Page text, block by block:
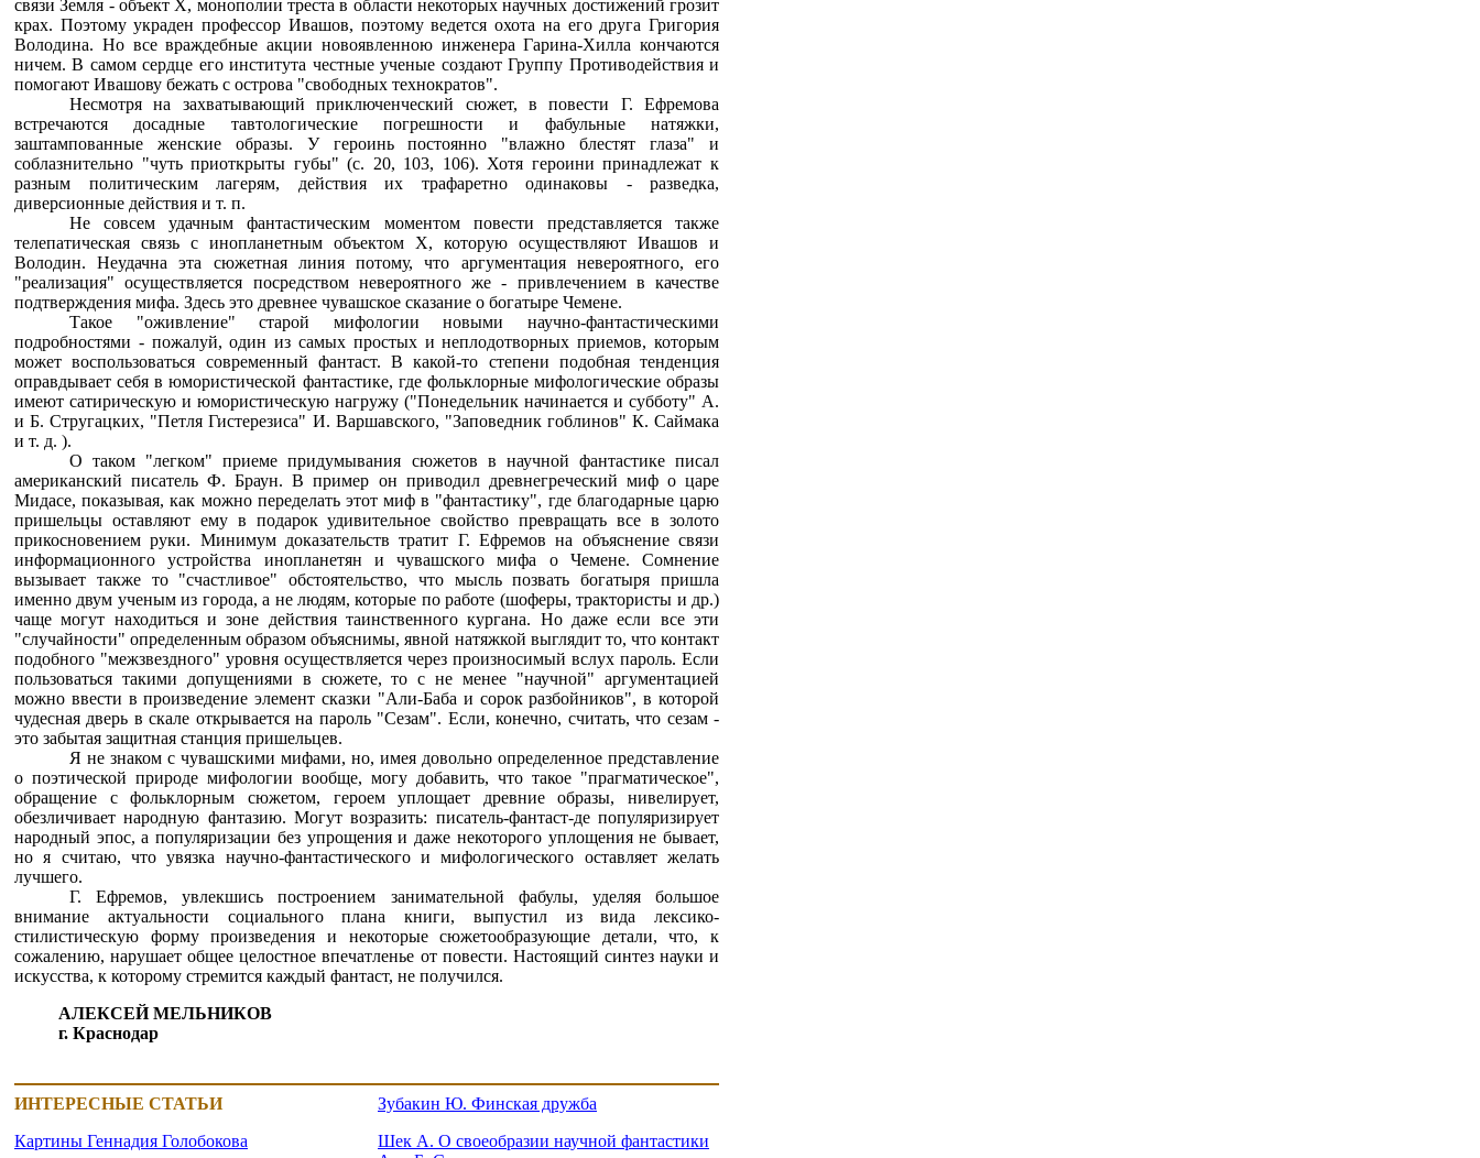
связи Земля - объект X, монополии треста в области некоторых научных достижений грозит
крах. Поэтому украден профессор Ивашов, поэтому ведется охота на его друга Григория
Володина. Но все враждебные акции новоявленною инженера Гарина-Хилла кончаются
ничем. В самом сердце его института честные ученые создают Группу Противодействия и
помогают Ивашову бежать с острова "свободных технократов".
Несмотря на захватывающий приключенческий сюжет, в повести Г. Ефремова
встречаются досадные тавтологические погрешности и фабульные натяжки,
заштампованные женские образы. У героинь постоянно "влажно блестят глаза" и
соблазнительно "чуть приоткрыты губы" (с. 20, 103, 106). Хотя героини принадлежат к
разным политическим лагерям, действия их трафаретно одинаковы - разведка,
диверсионные действия и т. п.
Не совсем удачным фантастическим моментом повести представляется также
телепатическая связь с инопланетным объектом X, которую осуществляют Ивашов и
Володин. Неудачна эта сюжетная линия потому, что аргументация невероятного, его
"реализация" осуществляется посредством невероятного же - привлечением в качестве
подтверждения мифа. Здесь это древнее чувашское сказание о богатыре Чемене.
Такое "оживление" старой мифологии новыми научно-фантастическими
подробностями - пожалуй, один из самых простых и неплодотворных приемов, которым
может воспользоваться современный фантаст. В какой-то степени подобная тенденция
оправдывает себя в юмористической фантастике, где фольклорные мифологические образы
имеют сатирическую и юмористическую нагружу ("Понедельник начинается и субботу" А.
и Б. Стругацких, "Петля Гистерезиса" И. Варшавского, "Заповедник гоблинов" К. Саймака
и т. д. ).
О таком "легком" приеме придумывания сюжетов в научной фантастике писал
американский писатель Ф. Браун. В пример он приводил древнегреческий миф о царе
Мидасе, показывая, как можно переделать этот миф в "фантастику", где благодарные царю
пришельцы оставляют ему в подарок удивительное свойство превращать все в золото
прикосновением руки. Минимум доказательств тратит Г. Ефремов на объяснение связи
информационного устройства инопланетян и чувашского мифа о Чемене. Сомнение
вызывает также то "счастливое" обстоятельство, что мысль позвать богатыря пришла
именно двум ученым из города, а не людям, которые по работе (шоферы, трактористы и др.)
чаще могут находиться и зоне действия таинственного кургана. Но даже если все эти
"случайности" определенным образом объяснимы, явной натяжкой выглядит то, что контакт
подобного "межзвездного" уровня осуществляется через произносимый вслух пароль. Если
пользоваться такими допущениями в сюжете, то с не менее "научной" аргументацией
можно ввести в произведение элемент сказки "Али-Баба и сорок разбойников", в которой
чудесная дверь в скале открывается на пароль "Сезам". Если, конечно, считать, что сезам -
это забытая защитная станция пришельцев.
Я не знаком с чувашскими мифами, но, имея довольно определенное представление
о поэтической природе мифологии вообще, могу добавить, что такое "прагматическое",
обращение с фольклорным сюжетом, героем уплощает древние образы, нивелирует,
обезличивает народную фантазию. Могут возразить: писатель-фантаст-де популяризирует
народный эпос, а популяризации без упрощения и даже некоторого уплощения не бывает,
но я считаю, что увязка научно-фантастического и мифологического оставляет желать
лучшего.
Г. Ефремов, увлекшись построением занимательной фабулы, уделяя большое
внимание актуальности социального плана книги, выпустил из вида лексико-
стилистическую форму произведения и некоторые сюжетообразующие детали, что, к
сожалению, нарушает общее целостное впечатленье от повести. Настоящий синтез науки и
искусства, к которому стремится каждый фантаст, не получился.
АЛЕКСЕЙ МЕЛЬНИКОВ
г. Краснодар
ИНТЕРЕСНЫЕ СТАТЬИ
Картины Геннадия Голобокова
Зубакин Ю. Финская дружба
Шек А. О своеобразии научной фантастики